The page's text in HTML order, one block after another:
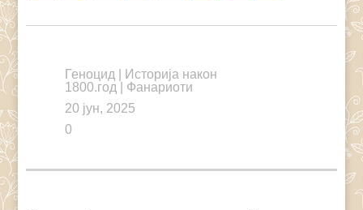
Геноцид
Историја након
1800.год
Фанариоти
20 јун, 2025
0